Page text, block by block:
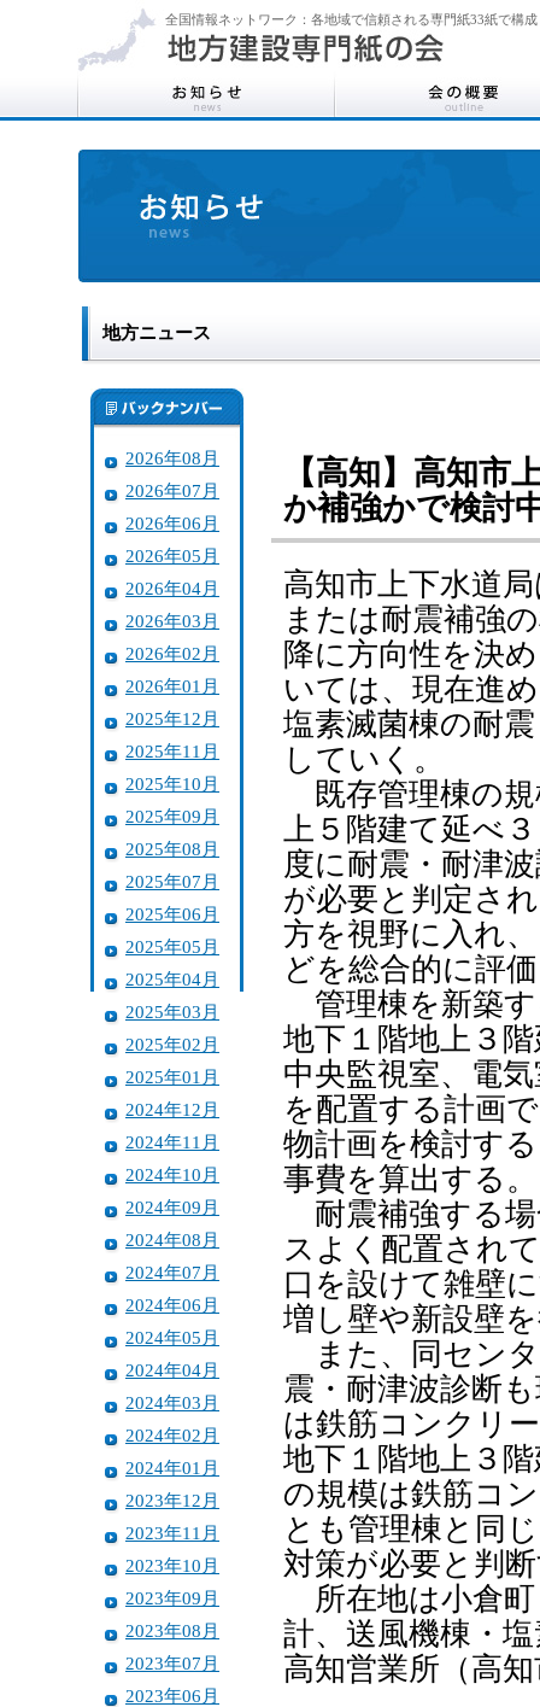
全国情報ネットワーク：各地域で信頼される専門紙33紙で構成
地方ニュース
2026年08月
2026年07月
2026年06月
2026年05月
2026年04月
2026年03月
2026年02月
2026年01月
2025年12月
2025年11月
2025年10月
2025年09月
2025年08月
2025年07月
2025年06月
2025年05月
2025年04月
2025年03月
2025年02月
2025年01月
2024年12月
2024年11月
2024年10月
2024年09月
2024年08月
2024年07月
2024年06月
2024年05月
2024年04月
2024年03月
2024年02月
2024年01月
2023年12月
2023年11月
2023年10月
2023年09月
2023年08月
2023年07月
2023年06月
【高知】高知
か補強かで検討
高知市上下水道
または耐震補強
降に方向性を決
いては、現在進
塩素滅菌棟の耐
していく。
既存管理棟の規
上５階建て延べ
度に耐震・耐津
が必要と判定さ
方を視野に入れ
どを総合的に評
管理棟を新築す
地下１階地上３
中央監視室、電
を配置する計画
物計画を検討す
事費を算出する。
耐震補強する場
スよく配置され
口を設けて雑壁
増し壁や新設壁
また、同センタ
震・耐津波診断
は鉄筋コンクリ
地下１階地上３
の規模は鉄筋コ
とも管理棟と同
対策が必要と判
所在地は小倉町
計、送風機棟・
高知営業所（高